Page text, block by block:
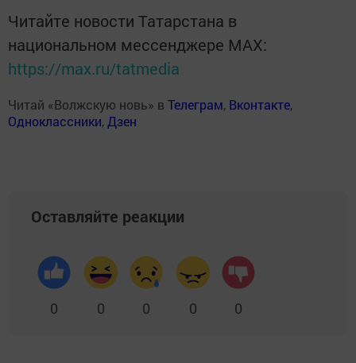
Читайте новости Татарстана в
национальном мессенджере MАХ:
https://max.ru/tatmedia
Читай «Волжскую новь» в Телеграм, Вконтакте,
Одноклассники,Дзен
Оставляйте реакции
0 0 0 0 0